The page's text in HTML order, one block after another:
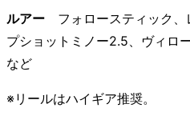
ルアー フォロースティック、
プショットミノー2.5、ヴィロ
など
※リールはハイギア推奨。